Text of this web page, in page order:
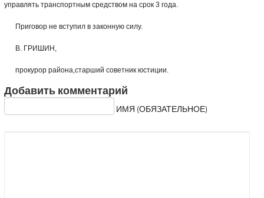
управлять транспортным средством на срок 3 года.
Приговор не вступил в законную силу.
В. ГРИШИН,
прокурор района,старший советник юстиции.
Добавить комментарий
ИМЯ (ОБЯЗАТЕЛЬНОЕ)